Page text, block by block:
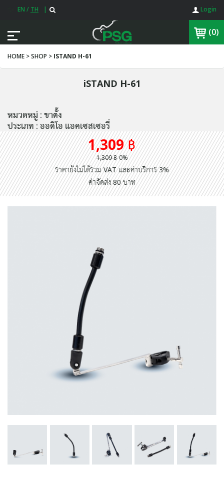
EN / TH | Login
(0)
HOME > SHOP > ISTAND H-61
iSTAND H-61
หมวดหมู่ : ขาตั้ง
ประเภท : ออดิโอ แอคเซสเซอรี่
1,309 ฿
1,309 ฿0%
ราคายังไม่ได้รวม VAT และค่าบริการ 3%
ค่าจัดส่ง 80 บาท